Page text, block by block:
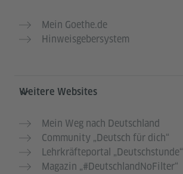
Mein Goethe.de
Hinweisgebersystem
Weitere Websites
Mein Weg nach Deutschland
Community „Deutsch für dich“
Lehrkräfteportal „Deutschstunde“
Magazin „#DeutschlandNoFilter“